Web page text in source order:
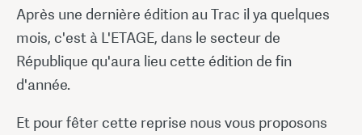
Après une dernière édition au Trac il ya quelques
mois, c'est à L'ETAGE, dans le secteur de
République qu'aura lieu cette édition de fin
d'année.
Et pour fêter cette reprise nous vous proposons